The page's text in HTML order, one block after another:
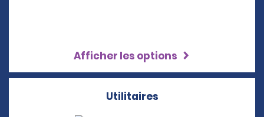
Afficher les options
Utilitaires